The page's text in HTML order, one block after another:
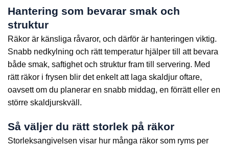
Hantering som bevarar smak och
struktur
Räkor är känsliga råvaror, och därför är hanteringen viktig.
Snabb nedkylning och rätt temperatur hjälper till att bevara
både smak, saftighet och struktur fram till servering. Med
rätt räkor i frysen blir det enkelt att laga skaldjur oftare,
oavsett om du planerar en snabb middag, en förrätt eller en
större skaldjurskväll.
Så väljer du rätt storlek på räkor
Storleksangivelsen visar hur många räkor som ryms per